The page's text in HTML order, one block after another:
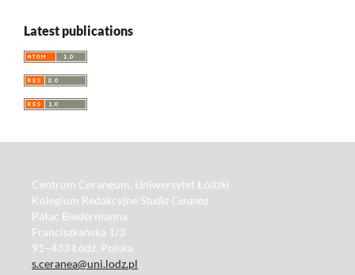
Latest publications
Centrum Ceraneum, Uniwersytet Łódzki
Kolegium Redakcyjne Studia Ceranea
Pałac Biedermanna
Franciszkańska 1/3
91–433 Łódź, Polska
s.ceranea@uni.lodz.pl